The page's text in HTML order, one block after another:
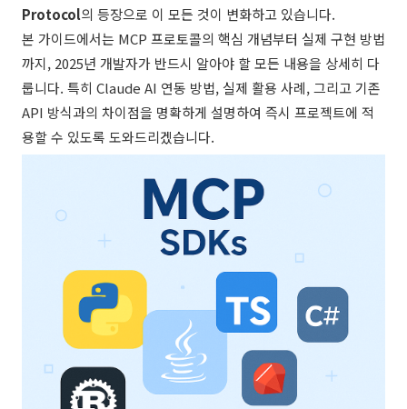
Protocol의 등장으로 이 모든 것이 변화하고 있습니다.
본 가이드에서는 MCP 프로토콜의 핵심 개념부터 실제 구현 방법
까지, 2025년 개발자가 반드시 알아야 할 모든 내용을 상세히 다
룹니다. 특히 Claude AI 연동 방법, 실제 활용 사례, 그리고 기존
API 방식과의 차이점을 명확하게 설명하여 즉시 프로젝트에 적
용할 수 있도록 도와드리겠습니다.